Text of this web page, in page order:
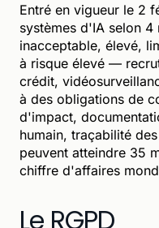
Entré en vigueur le 2
systèmes d'IA selon 4
inacceptable, élevé,
à risque élevé —
crédit,
à des obligations de
d'impact,
humain, traçabilité
peuvent atteindre 35
chiffre d'affaires
Le RGPD